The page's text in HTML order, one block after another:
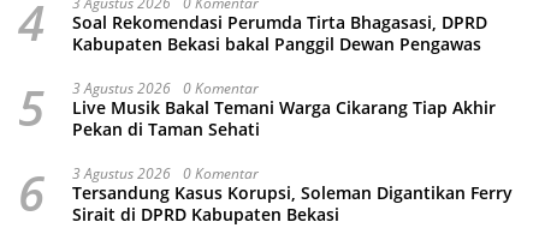
4
Soal Rekomendasi Perumda Tirta Bhagasasi, DPRD
Kabupaten Bekasi bakal Panggil Dewan Pengawas
5 3 Agustus 2026 0 Komentar
Live Musik Bakal Temani Warga Cikarang Tiap Akhir
Pekan di Taman Sehati
6 3 Agustus 2026 0 Komentar
Tersandung Kasus Korupsi, Soleman Digantikan Ferry
Sirait di DPRD Kabupaten Bekasi